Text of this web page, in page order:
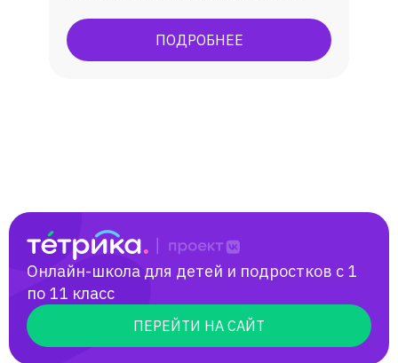
ПОДРОБНЕЕ
Онлайн-школа для детей и подростков с 1
по 11 класс
ПЕРЕЙТИ НА САЙТ